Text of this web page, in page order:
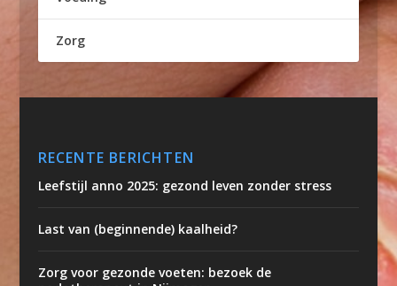
Zorg
RECENTE BERICHTEN
Leefstijl anno 2025: gezond leven zonder stress
Last van (beginnende) kaalheid?
Zorg voor gezonde voeten: bezoek de